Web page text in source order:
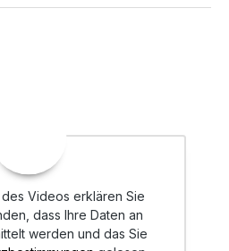
Videos erklären Sie
dass Ihre Daten an
werden und das Sie